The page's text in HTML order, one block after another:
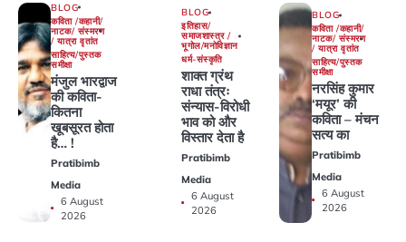
BLOG
कविता /कहानी/
नाटक/ संस्मरण
/ यात्रा वृतांत
साहित्य/पुस्तक
समीक्षा
मंजुल भारद्वाज
की कविता-
कितना
खूबसूरत होता
है… !
Pratibimb
Media
6 August
2026
BLOG
इतिहास/
समाजशास्त्र /
भूगोल/मनोविज्ञान
धर्म-संस्कृति
शाक्त ग्रंथ
राधा तंत्रः
संन्यास-विरोधी
भाव को और
विस्तार देता है
Pratibimb
Media
6 August
2026
BLOG
कविता /कहानी/
नाटक/ संस्मरण
/ यात्रा वृतांत
साहित्य/पुस्तक
समीक्षा
नरसिंह कुमार
‘मयूर’ की
कविता – मंचन
सत्य का
Pratibimb
Media
6 August
2026